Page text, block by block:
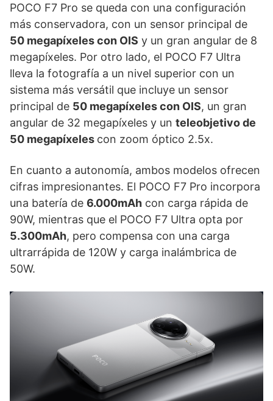
POCO F7 Pro se queda con una configuración
más conservadora, con un sensor principal de
50 megapíxeles con OIS y un gran angular de 8
megapíxeles. Por otro lado, el POCO F7 Ultra
lleva la fotografía a un nivel superior con un
sistema más versátil que incluye un sensor
principal de 50 megapíxeles con OIS, un gran
angular de 32 megapíxeles y un teleobjetivo de
50 megapíxeles con zoom óptico 2.5x.
En cuanto a autonomía, ambos modelos ofrecen
cifras impresionantes. El POCO F7 Pro incorpora
una batería de 6.000mAh con carga rápida de
90W, mientras que el POCO F7 Ultra opta por
5.300mAh, pero compensa con una carga
ultrarrápida de 120W y carga inalámbrica de
50W.